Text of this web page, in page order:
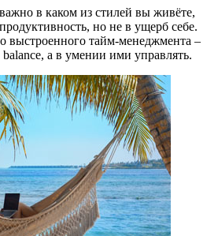
в каком из стилей вы живёте,
но не в ущерб себе.
выстроенного тайм-менеджмента –
balance, а в умении ими управлять.